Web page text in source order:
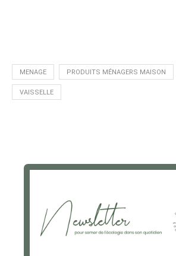
MENAGE PRODUITS MÉNAGERS MAISON
VAISSELLE